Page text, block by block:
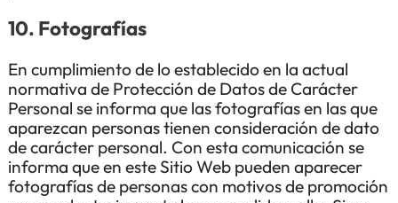
10. Fotografías
En cumplimiento de lo establecido en la actual
normativa de Protección de Datos de Carácter
Personal se informa que las fotografías en las que
aparezcan personas tienen consideración de dato
de carácter personal. Con esta comunicación se
informa que en este Sitio Web pueden aparecer
fotografías de personas con motivos de promoción